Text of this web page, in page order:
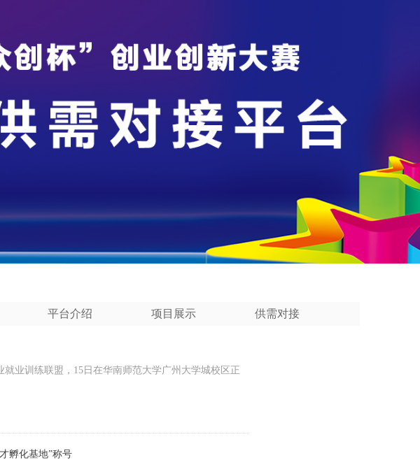
平台介绍 项目展示 供需对接
业训练联盟，15日在华南师范大学广州大学城校区正
孵化基地”称号